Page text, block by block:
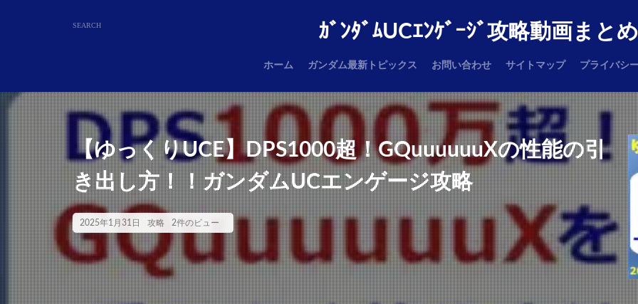
ｶﾞﾝﾀﾞﾑUCｴﾝｹﾞｰｼﾞ攻略動画まとめ
ホーム ガンダム最新トピックス お問い合わせ サイトマップ プライバシ
【ゆっくりUCE】DPS1000超！GQuuuuuuXの性能の引
き出し方！！ガンダムUCエンゲージ攻略
2025年1月31日 攻略 2件のビュー